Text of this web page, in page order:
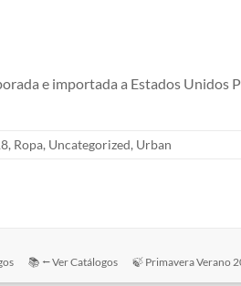
e importada a Estados Unidos
, Ropa, Uncategorized, Urban
📚 ⭠ Ver Catálogos 🍃 Primavera Verano